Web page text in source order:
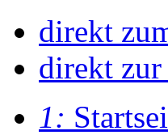
direkt
direkt
1: